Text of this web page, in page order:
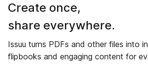
Create once,
share everywhere.
Issuu turns PDFs and other files into
flipbooks and engaging content for